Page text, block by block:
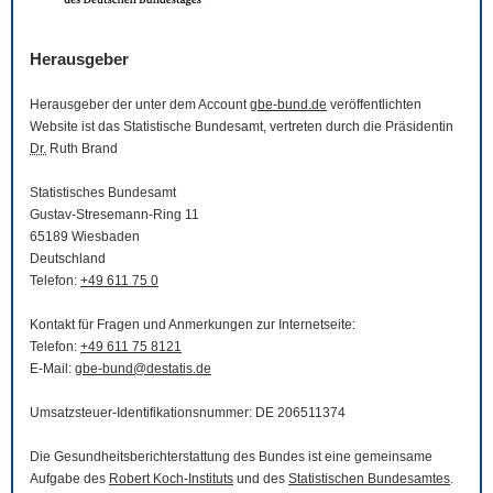
Herausgeber
Herausgeber der unter dem Accountgbe-bund.de veröffentlichten
Website ist das Statistische Bundesamt, vertreten durch die Präsidentin
Dr. Ruth Brand
Statistisches Bundesamt
Gustav-Stresemann-Ring 11
65189 Wiesbaden
Deutschland
Telefon: +49 611 75 0
Kontakt für Fragen und Anmerkungen zur Internetseite:
Telefon: +49 611 75 8121
E-Mail : gbe-bund@destatis.de
Umsatzsteuer-Identifikationsnummer: DE 206511374
Die Gesundheitsberichterstattung des Bundes ist eine gemeinsame
Aufgabe des Robert Koch-Instituts und des Statistischen Bundesamtes.